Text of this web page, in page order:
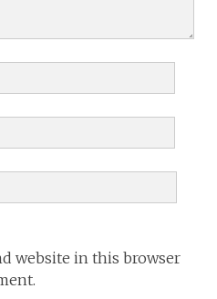
website in this browser